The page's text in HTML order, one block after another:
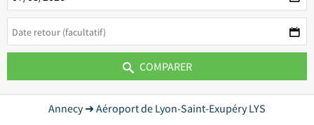
COMPARER
Annecy ➜ Aéroport de Lyon-Saint-Exupéry LYS